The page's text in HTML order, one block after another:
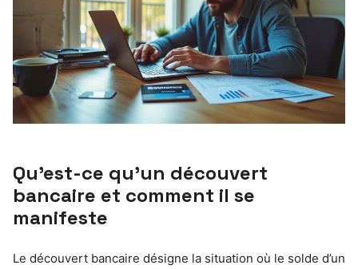
Qu’est-ce qu’un découvert
bancaire et comment il se
manifeste
Le découvert bancaire désigne la situation où le solde d’un